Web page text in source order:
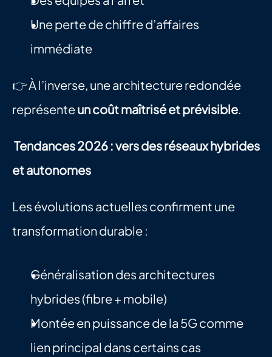
Une perte de chiffre d’affaires
immédiate
👉 À l’inverse, une architecture redondée
représente un coût maîtrisé et prévisible.
Tendances 2026 : vers des réseaux hybrides
et autonomes
Les évolutions actuelles confirment une
transformation durable :
Généralisation des architectures
hybrides (fibre + mobile)
Montée en puissance de la 5G comme
lien principal dans certains cas